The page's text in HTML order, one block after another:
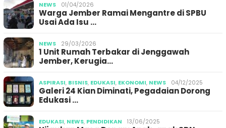
NEWS 01/04/2026
Warga Jember Ramai Mengantre di SPBU
Usai Ada Isu …
NEWS 29/03/2026
1 Unit Rumah Terbakar di Jenggawah
Jember, Kerugia…
ASPIRASI, BISNIS, EDUKASI, EKONOMI, NEWS 04/12/2025
Galeri 24 Kian Diminati, Pegadaian Dorong
Edukasi …
EDUKASI, NEWS, PENDIDIKAN 13/06/2025